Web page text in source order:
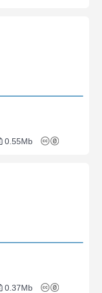
0.55Mb
0.37Mb